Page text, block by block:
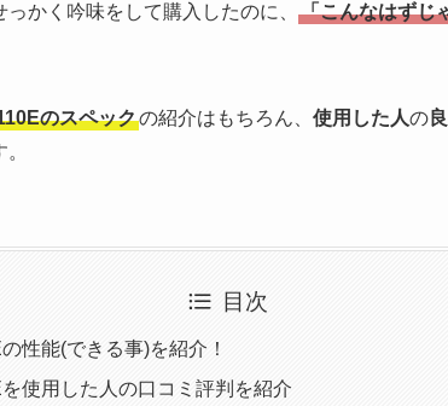
かく吟味をして購入したのに、 「こんなはずじ
のスペックの紹介はもちろん、 使用した人の
目次
性能(できる事)を紹介！
使用した人の口コミ評判を紹介